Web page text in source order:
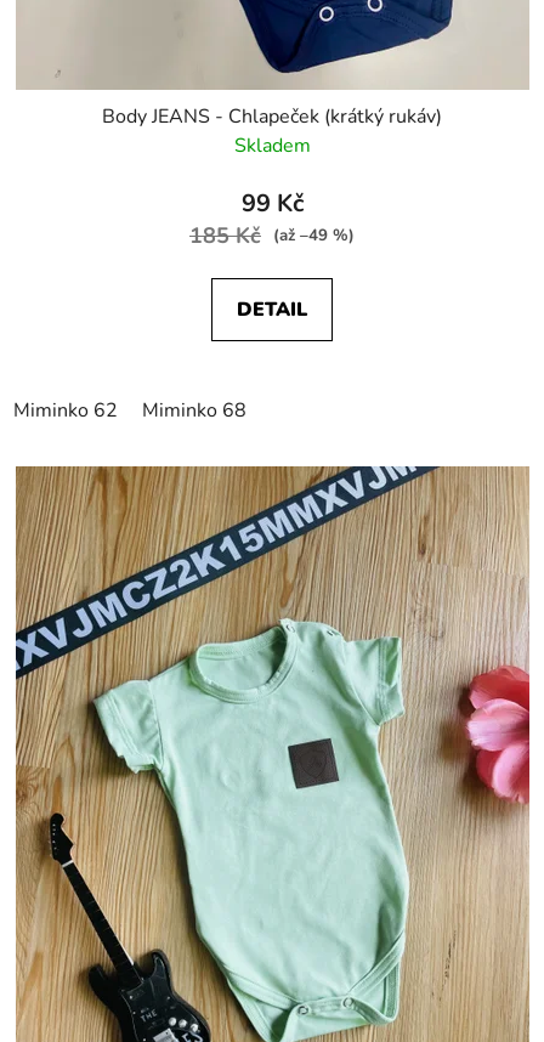
Body JEANS - Chlapeček (krátký rukáv)
Skladem
99 Kč
185 Kč (až –49 %)
DETAIL
Miminko 62 Miminko 68